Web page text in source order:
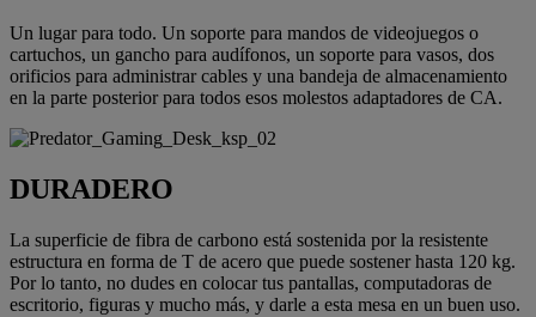
Un lugar para todo. Un soporte para mandos de videojuegos o
cartuchos, un gancho para audífonos, un soporte para vasos, dos
orificios para administrar cables y una bandeja de almacenamiento
en la parte posterior para todos esos molestos adaptadores de CA.
DURADERO
La superficie de fibra de carbono está sostenida por la resistente
estructura en forma de T de acero que puede sostener hasta 120 kg.
Por lo tanto, no dudes en colocar tus pantallas, computadoras de
escritorio, figuras y mucho más, y darle a esta mesa en un buen uso.